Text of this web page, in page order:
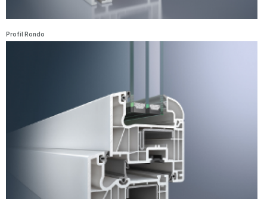
Profil Rondo